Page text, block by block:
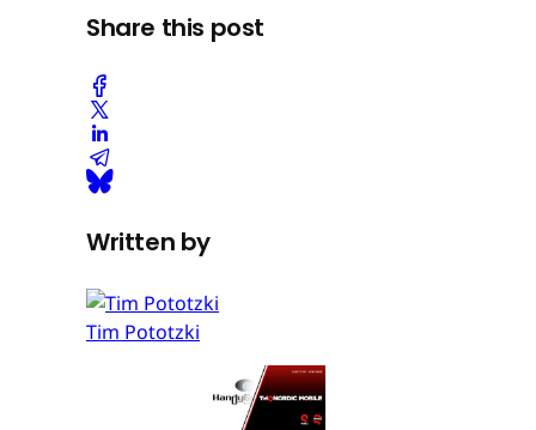
Share this post
Written by
Tim Pototzki